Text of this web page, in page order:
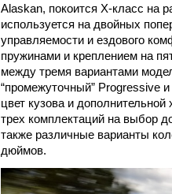
Alaskan, покоится X-класс на
используется на двойных
управляемости и ездового
пружинами и креплением на
между тремя вариантами
“промежуточный” Progressive
цвет кузова и
трех комплектаций на выбор
также различные варианты
дюймов.